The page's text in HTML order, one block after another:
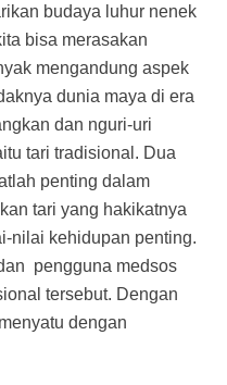
budaya luhur nenek
bisa merasakan
mengandung aspek
dunia maya di era
dan nguri-uri
tari tradisional. Dua
penting dalam
tari yang hakikatnya
nilai kehidupan penting.
pengguna medsos
tersebut. Dengan
dengan